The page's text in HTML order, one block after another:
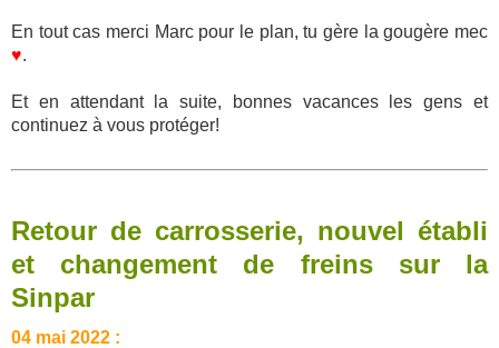
En tout cas merci Marc pour le plan, tu gère la gougère mec
♥.
Et en attendant la suite, bonnes vacances les gens et
continuez à vous protéger!
Retour de carrosserie, nouvel établi
et changement de freins sur la
Sinpar
04 mai 2022 :